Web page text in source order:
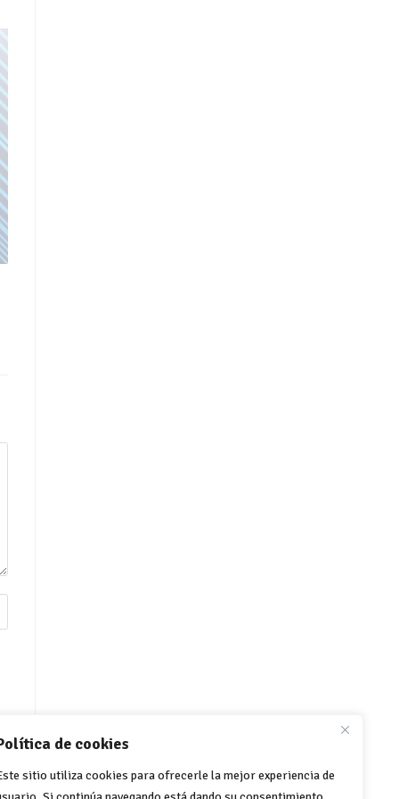
de cookies
sitio utiliza cookies para ofrecerle la mejor experiencia de